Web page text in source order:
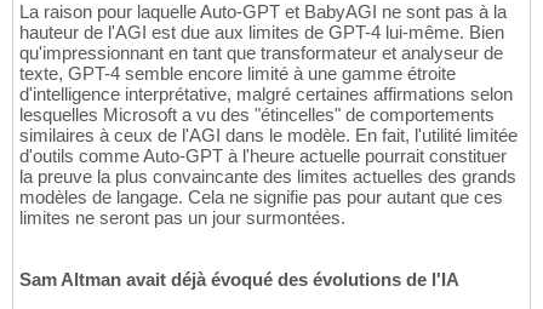
La raison pour laquelle Auto-GPT et BabyAGI ne sont pas à la
hauteur de l'AGI est due aux limites de GPT-4 lui-même. Bien
qu'impressionnant en tant que transformateur et analyseur de
texte, GPT-4 semble encore limité à une gamme étroite
d'intelligence interprétative, malgré certaines affirmations selon
lesquelles Microsoft a vu des "étincelles" de comportements
similaires à ceux de l'AGI dans le modèle. En fait, l'utilité limitée
d'outils comme Auto-GPT à l'heure actuelle pourrait constituer
la preuve la plus convaincante des limites actuelles des grands
modèles de langage. Cela ne signifie pas pour autant que ces
limites ne seront pas un jour surmontées.
Sam Altman avait déjà évoqué des évolutions de l'IA